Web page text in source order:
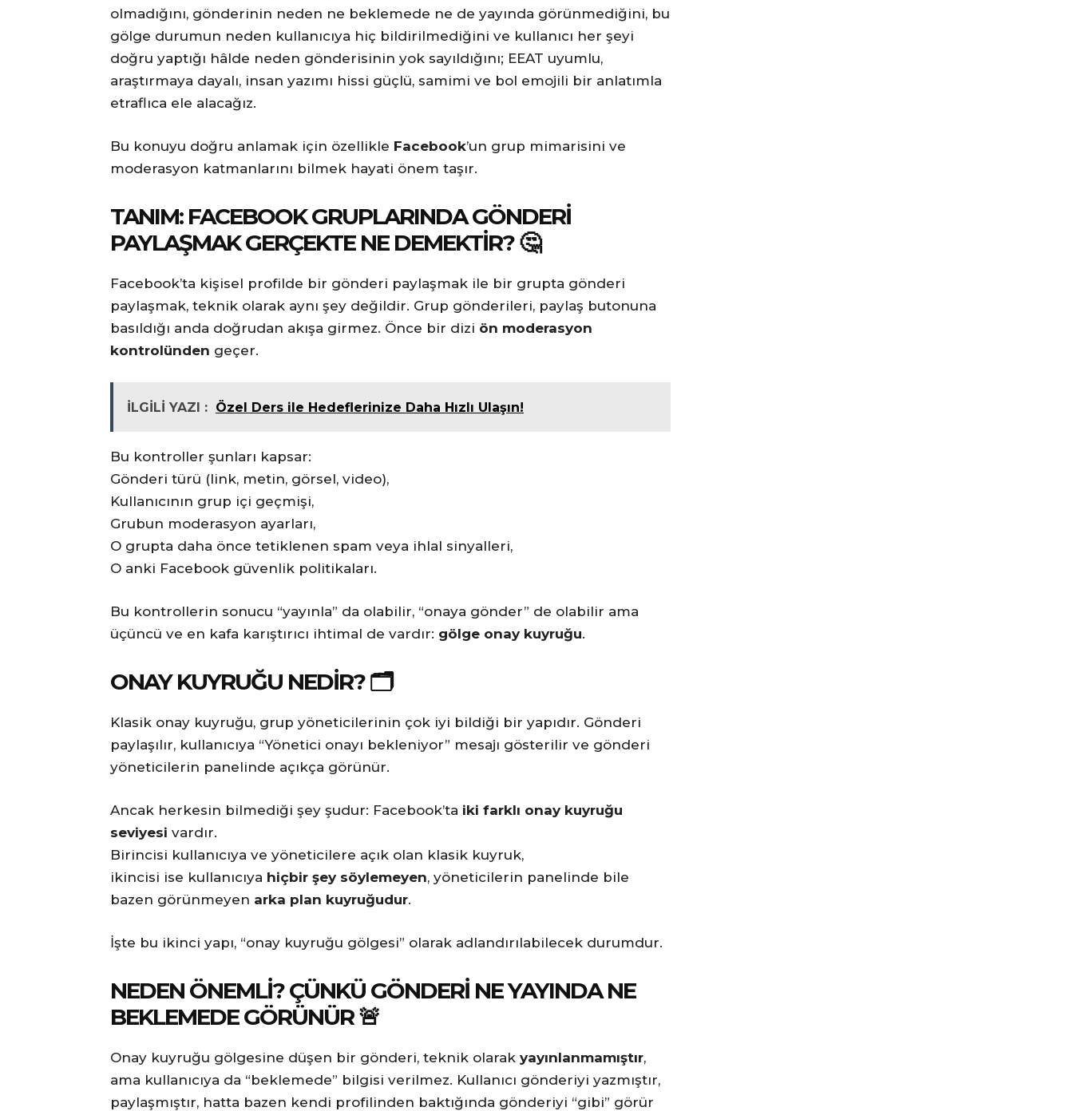
olmadığını, gönderinin neden ne beklemede ne de yayında görünmediğini, bu
gölge durumun neden kullanıcıya hiç bildirilmediğini ve kullanıcı her şeyi
doğru yaptığı hâlde neden gönderisinin yok sayıldığını; EEAT uyumlu,
araştırmaya dayalı, insan yazımı hissi güçlü, samimi ve bol emojili bir anlatımla
etraflıca ele alacağız.
Bu konuyu doğru anlamak için özellikle Facebook’un grup mimarisini ve
moderasyon katmanlarını bilmek hayati önem taşır.
TANIM: FACEBOOK GRUPLARINDA GÖNDERI
PAYLAŞMAK GERÇEKTE NE DEMEKTIR? 🤔
Facebook’ta kişisel profilde bir gönderi paylaşmak ile bir grupta gönderi
paylaşmak, teknik olarak aynı şey değildir. Grup gönderileri, paylaş butonuna
basıldığı anda doğrudan akışa girmez. Önce bir dizi ön moderasyon
kontrolünden geçer.
İLGİLİ YAZI : Özel Ders ile Hedeflerinize Daha Hızlı Ulaşın!
Bu kontroller şunları kapsar:
Gönderi türü (link, metin, görsel, video),
Kullanıcının grup içi geçmişi,
Grubun moderasyon ayarları,
O grupta daha önce tetiklenen spam veya ihlal sinyalleri,
O anki Facebook güvenlik politikaları.
Bu kontrollerin sonucu “yayınla” da olabilir, “onaya gönder” de olabilir ama
üçüncü ve en kafa karıştırıcı ihtimal de vardır: gölge onay kuyruğu.
ONAY KUYRUĞU NEDIR? 🗂️
Klasik onay kuyruğu, grup yöneticilerinin çok iyi bildiği bir yapıdır. Gönderi
paylaşılır, kullanıcıya “Yönetici onayı bekleniyor” mesajı gösterilir ve gönderi
yöneticilerin panelinde açıkça görünür.
Ancak herkesin bilmediği şey şudur: Facebook’ta iki farklı onay kuyruğu
seviyesi vardır.
Birincisi kullanıcıya ve yöneticilere açık olan klasik kuyruk,
ikincisi ise kullanıcıya hiçbir şey söylemeyen, yöneticilerin panelinde bile
bazen görünmeyen arka plan kuyruğudur.
İşte bu ikinci yapı, “onay kuyruğu gölgesi” olarak adlandırılabilecek durumdur.
NEDEN ÖNEMLI? ÇÜNKÜ GÖNDERI NE YAYINDA NE
BEKLEMEDE GÖRÜNÜR 🚨
Onay kuyruğu gölgesine düşen bir gönderi, teknik olarak yayınlanmamıştır,
ama kullanıcıya da “beklemede” bilgisi verilmez. Kullanıcı gönderiyi yazmıştır,
paylaşmıştır, hatta bazen kendi profilinden baktığında gönderiyi “gibi” görür